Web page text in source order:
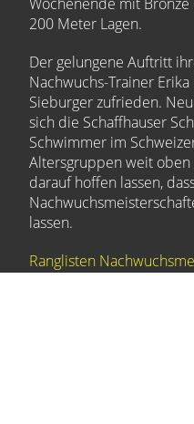
200 Meter Lagen.
Der gelungene Auftritt
Nachwuchs-Trainer
Sieburger zufrieden.
sich die Schaffhauser
Schwimmer im
Altersgruppen weit
darauf hoffen lassen,
lassen.
Ranglisten